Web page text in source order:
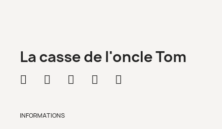
La casse de l'oncle Tom
INFORMATIONS